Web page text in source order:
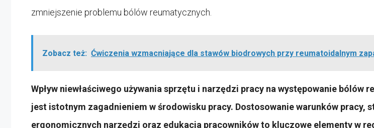
zmniejszenie problemu bólów reumatycznych.
Zobacz też: Ćwiczenia wzmacniające dla stawów biodrowych przy reumatoidalnym
Wpływ niewłaściwego używania sprzętu i narzędzi pracy na występowanie bólów
jest istotnym zagadnieniem w środowisku pracy. Dostosowanie warunków pracy,
ergonomicznych narzędzi oraz edukacja pracowników to kluczowe elementy w